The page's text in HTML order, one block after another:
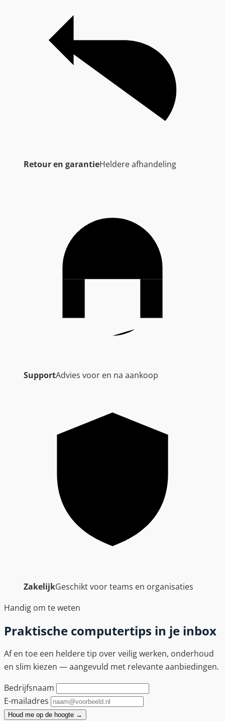
Retour en garantieHeldere afhandeling
SupportAdvies voor en na aankoop
ZakelijkGeschikt voor teams en organisaties
Handig om te weten
Praktische computertips in je inbox
Af en toe een heldere tip over veilig werken, onderhoud
en slim kiezen — aangevuld met relevante aanbiedingen.
Bedrijfsnaam
E-mailadres
Houd me op de hoogte →